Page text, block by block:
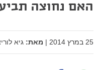
האם נחוצה
25 במרץ 2014 | מאת: גיא